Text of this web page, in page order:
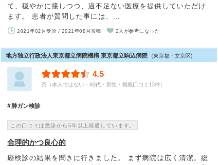
て、穏やかに接しつつ、過不足ない医療を提供していただけ
ます。 患者が質問した事には、…
2021年02月受診 / 2021年08月投稿 2人が参考になった
地方独立行政法人東京都立病院機構 東京都立駒込病院 (東京都・文京区)
4.5
茶（本人ではない・60代・男性・掲載口コミ13件）
肺ガン検診
この口コミは受診から5年以上経過しています。
合理的かつ良心的
癌検診の結果を聞きに行きました。 まず病院は広く清潔。総